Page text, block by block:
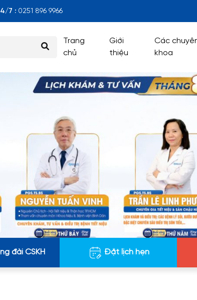
7 : 0251 896 9966
Trang
chủ
Giới
thiệu
Các
khoa
đài CSKH Đặt lịch hẹn